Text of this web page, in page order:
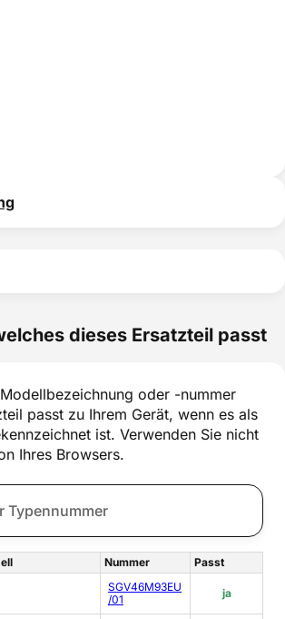
dieses Ersatzteil passt
oder -nummer
passt zu Ihrem Gerät, wenn es als
ist. Verwenden Sie nicht
Ihres Browsers.
Nummer Passt
SGV46M93EU
/01
ja